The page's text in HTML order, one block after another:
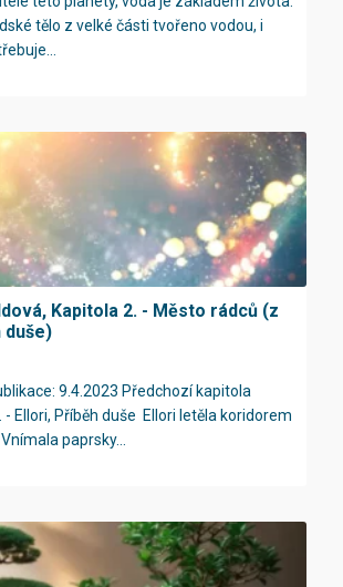
tělo z velké části tvořeno vodou, i
Kapitola 2. - Město rádců (z
duše)
9.4.2023 Předchozí kapitola
- Ellori, Příběh duše Ellori letěla koridorem
paprsky...